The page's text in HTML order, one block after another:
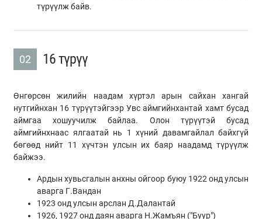
түрүүлж байв.
02 16 түрүү
Өнгөрсөн жилийн наадам хүртэл арын сайхан хангай
нутгийнхан 16 түрүүтэйгээр Увс аймгийнхантай хамт бусад
аймгаа хошуучилж байлаа. Олон түрүүтэй бусад
аймгийнхнаас ялгаатай нь 1 хүний давамгайлал байхгүй
бөгөөд нийт 11 хүчтэн улсын их баяр наадамд түрүүлж
байжээ.
Ардын хувьсгалын анхны ойгоор буюу 1922 онд улсын
аварга Г.Вандан
1923 онд улсын арслан Д.Далантай
1926, 1927 онд даян аварга Н.Жамъян ("Буур")